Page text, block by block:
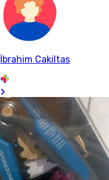
İbrahim Cakiltas